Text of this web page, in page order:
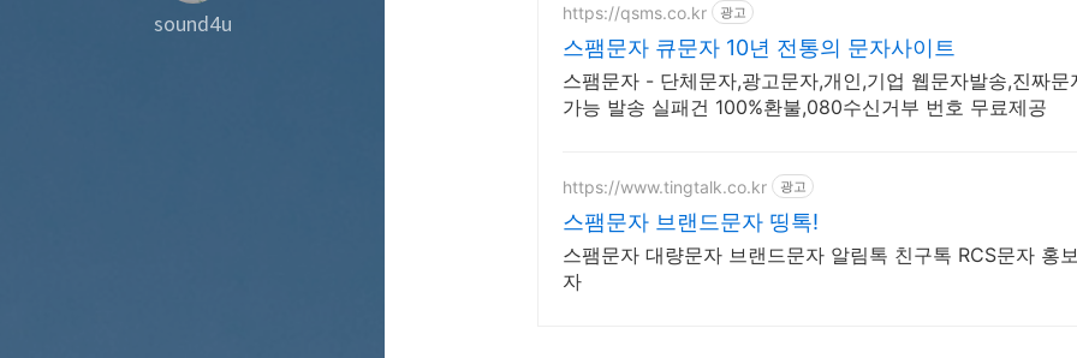
sound4u https://qsms.co.kr 광고
스팸문자 큐문자 10년 전통의 문자사이트
스팸문자 - 단체문자,광고문자,개인,기업 웹문자발송,진짜문
가능 발송 실패건 100%환불,080수신거부 번호 무료제공
https://www.tingtalk.co.kr 광고
스팸문자 브랜드문자 띵톡!
스팸문자 대량문자 브랜드문자 알림톡 친구톡 RCS문자 홍
자